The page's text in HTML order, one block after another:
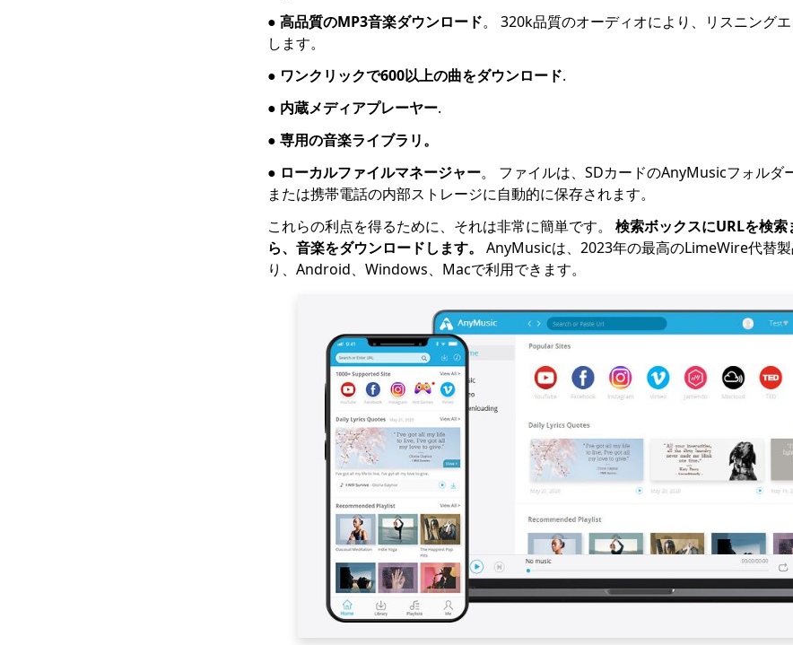
● 高品質のMP3音楽ダウンロード。 320k品質のオーディオにより、リスニング
します。
● ワンクリックで600以上の曲をダウンロード.
● 内蔵メディアプレーヤー.
● 専用の音楽ライブラリ。
● ローカルファイルマネージャー。 ファイルは、SDカードのAnyMusicフォルダ
または携帯電話の内部ストレージに自動的に保存されます。
これらの利点を得るために、それは非常に簡単です。 検索ボックスにURLを検
ら、音楽をダウンロードします。 AnyMusicは、2023年の最高のLimeWire代替
り、Android、Windows、Macで利用できます。